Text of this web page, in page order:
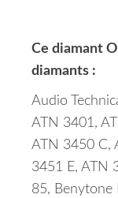
Ce diamant
diamants :
Audio
ATN 3401,
ATN 3450 C,
3451 E, ATN
85, Benytone